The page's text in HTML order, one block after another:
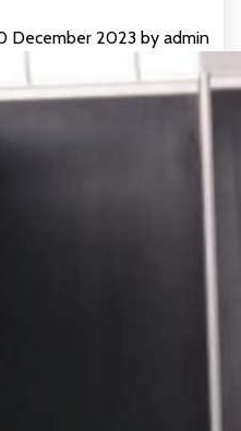
December 2023 by admin